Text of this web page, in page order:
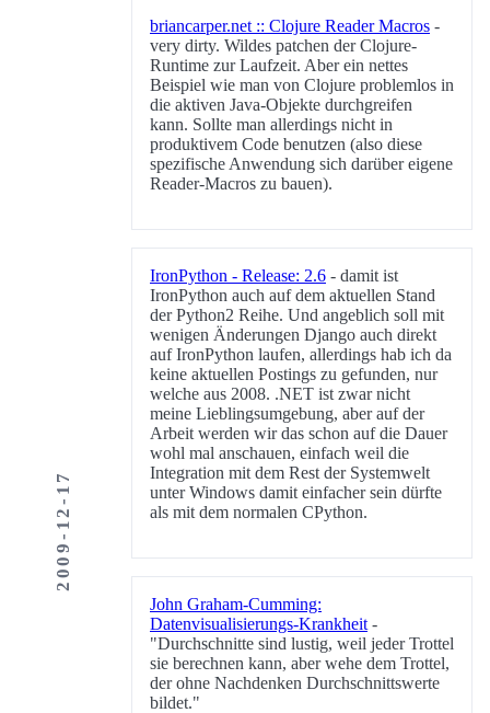
2009-12-17
briancarper.net :: Clojure Reader Macros -
very dirty. Wildes patchen der Clojure-
Runtime zur Laufzeit. Aber ein nettes
Beispiel wie man von Clojure problemlos in
die aktiven Java-Objekte durchgreifen
kann. Sollte man allerdings nicht in
produktivem Code benutzen (also diese
spezifische Anwendung sich darüber eigene
Reader-Macros zu bauen).
IronPython - Release: 2.6 - damit ist
IronPython auch auf dem aktuellen Stand
der Python2 Reihe. Und angeblich soll mit
wenigen Änderungen Django auch direkt
auf IronPython laufen, allerdings hab ich da
keine aktuellen Postings zu gefunden, nur
welche aus 2008. .NET ist zwar nicht
meine Lieblingsumgebung, aber auf der
Arbeit werden wir das schon auf die Dauer
wohl mal anschauen, einfach weil die
Integration mit dem Rest der Systemwelt
unter Windows damit einfacher sein dürfte
als mit dem normalen CPython.
John Graham-Cumming:
Datenvisualisierungs-Krankheit -
"Durchschnitte sind lustig, weil jeder Trottel
sie berechnen kann, aber wehe dem Trottel,
der ohne Nachdenken Durchschnittswerte
bildet."